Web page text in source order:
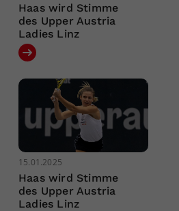
Haas wird Stimme
des Upper Austria
Ladies Linz
15.01.2025
Haas wird Stimme
des Upper Austria
Ladies Linz